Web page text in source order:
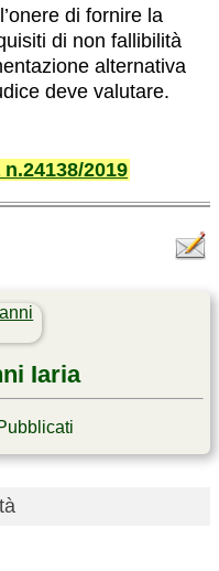
di fornire la
di non fallibilità
alternativa
deve valutare.
2019
Iaria